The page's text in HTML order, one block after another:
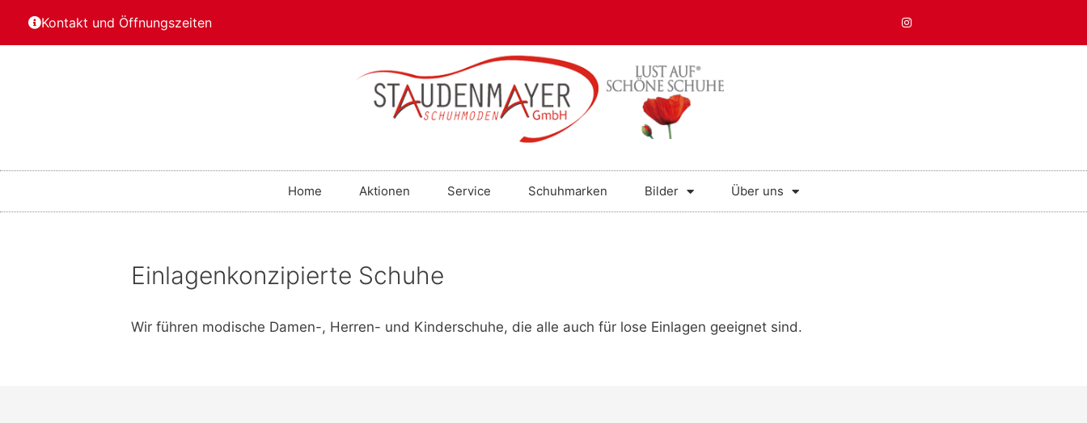
Kontakt und Öffnungszeiten
Home Aktionen Service Schuhmarken Bilder Über uns
Einlagenkonzipierte Schuhe
Wir führen modische Damen-, Herren- und Kinderschuhe, die alle auch für lose Einlagen geeignet sind.